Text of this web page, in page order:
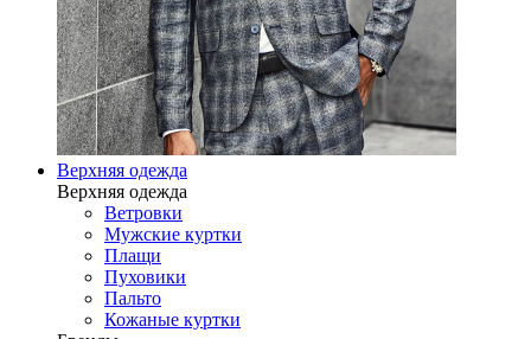
Верхняя одежда
Верхняя одежда
Ветровки
Мужские куртки
Плащи
Пуховики
Пальто
Кожаные куртки